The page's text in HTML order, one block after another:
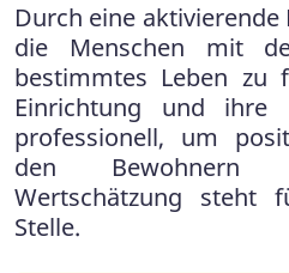
Durch eine
die Menschen mit
bestimmtes Leben zu
Einrichtung und ihre
professionell, um
den Bewohnern
Wertschätzung steht
Stelle.